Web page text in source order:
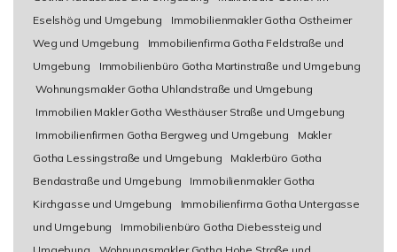
Eselshög und Umgebung
Immobilienmakler Gotha Ostheimer
Weg und Umgebung
Immobilienfirma Gotha Feldstraße und
Umgebung
Immobilienbüro Gotha Martinstraße und Umgebung
Wohnungsmakler Gotha Uhlandstraße und Umgebung
Immobilien Makler Gotha Westhäuser Straße und Umgebung
Immobilienfirmen Gotha Bergweg und Umgebung
Makler
Gotha Lessingstraße und Umgebung
Maklerbüro Gotha
Bendastraße und Umgebung
Immobilienmakler Gotha
Kirchgasse und Umgebung
Immobilienfirma Gotha Untergasse
und Umgebung
Immobilienbüro Gotha Diebessteig und